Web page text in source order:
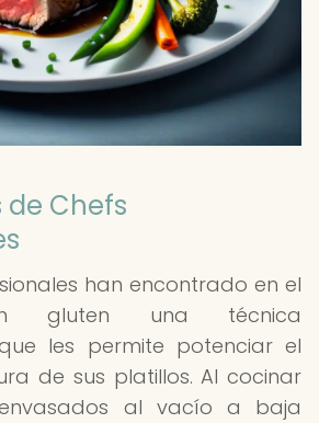
de Chefs
han encontrado en el
gluten una técnica
les permite potenciar el
de sus platillos. Al cocinar
al vacío a baja